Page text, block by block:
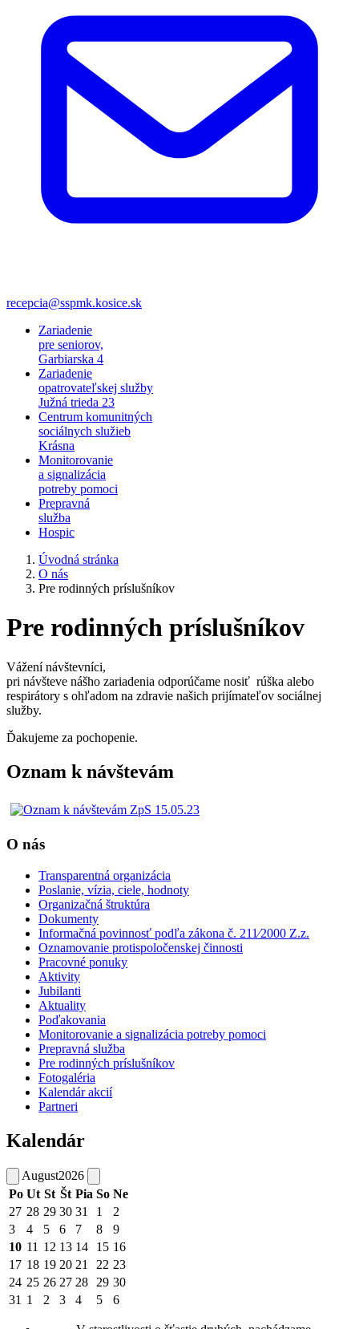
recepcia@sspmk.kosice.sk
Zariadenie
pre seniorov,
Garbiarska 4
Zariadenie
opatrovateľskej služby
Južná trieda 23
Centrum komunitných
sociálnych služieb
Krásna
Monitorovanie
a signalizácia
potreby pomoci
Prepravná
služba
Hospic
Úvodná stránka
O nás
Pre rodinných príslušníkov
Pre rodinných príslušníkov
Vážení návštevníci,
pri návšteve nášho zariadenia odporúčame nosiť rúška alebo
respirátory s ohľadom na zdravie našich prijímateľov sociálnej
služby.
Ďakujeme za pochopenie.
Oznam k návštevám
O nás
Transparentná organizácia
Poslanie, vízia, ciele, hodnoty
Organizačná štruktúra
Dokumenty
Informačná povinnosť podľa zákona č. 211⁄2000 Z.z.
Oznamovanie protispoločenskej činnosti
Pracovné ponuky
Aktivity
Jubilanti
Aktuality
Poďakovania
Monitorovanie a signalizácia potreby pomoci
Prepravná služba
Pre rodinných príslušníkov
Fotogaléria
Kalendár akcií
Partneri
Kalendár
August2026
Po Ut St Št Pia So Ne
27 28 29 30 31 1
2
3
4 5 6 7 8
9
10 11 12 13 14 15 16
17 18 19 20 21 22 23
24 25 26 27 28 29 30
31 1 2 3 4 5 6